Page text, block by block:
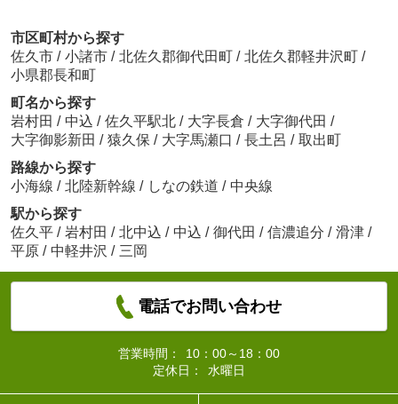
市区町村から探す
佐久市 / 小諸市 / 北佐久郡御代田町 / 北佐久郡軽井沢町 /
小県郡長和町
町名から探す
岩村田 / 中込 / 佐久平駅北 / 大字長倉 / 大字御代田 /
大字御影新田 / 猿久保 / 大字馬瀬口 / 長土呂 / 取出町
路線から探す
小海線 / 北陸新幹線 / しなの鉄道 / 中央線
駅から探す
佐久平 / 岩村田 / 北中込 / 中込 / 御代田 / 信濃追分 / 滑津 /
平原 / 中軽井沢 / 三岡
電話でお問い合わせ
営業時間：
10：00～18：00
定休日：
水曜日